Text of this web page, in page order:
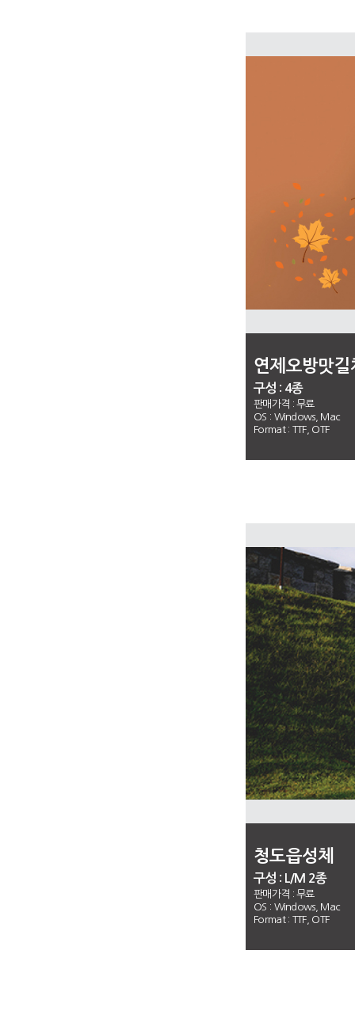
연제오방맛길
구성 : 4종
판매가격 :무료
OS : Windows, Mac
Format : TTF, OTF
청도읍성체
구성 : L/M 2종
판매가격 :무료
OS : Windows, Mac
Format : TTF, OTF